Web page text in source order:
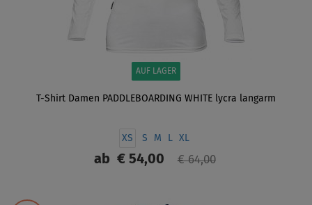
AUF LAGER
T-Shirt Damen PADDLEBOARDING WHITE lycra langarm
XS S M L XL
ab€ 54,00 € 64,00